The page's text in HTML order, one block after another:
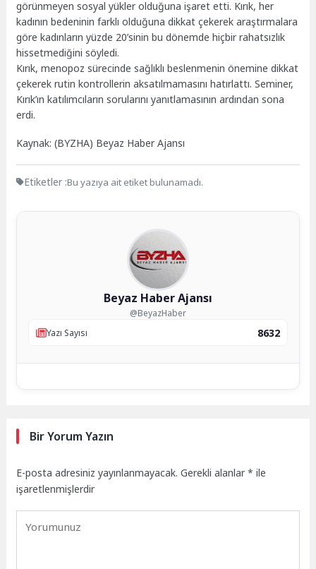
görünmeyen sosyal yükler olduğuna işaret etti. Kırık, her
kadının bedeninin farklı olduğuna dikkat çekerek araştırmalara
göre kadınların yüzde 20’sinin bu dönemde hiçbir rahatsızlık
hissetmediğini söyledi.
Kırık, menopoz sürecinde sağlıklı beslenmenin önemine dikkat
çekerek rutin kontrollerin aksatılmamasını hatırlattı. Seminer,
Kırık’ın katılımcıların sorularını yanıtlamasının ardından sona
erdi.
Kaynak: (BYZHA) Beyaz Haber Ajansı
Etiketler :Bu yazıya ait etiket bulunamadı.
Beyaz Haber Ajansı
@BeyazHaber
Yazı Sayısı
8632
Bir Yorum Yazın
E-posta adresiniz yayınlanmayacak. Gerekli alanlar* ile
işaretlenmişlerdir